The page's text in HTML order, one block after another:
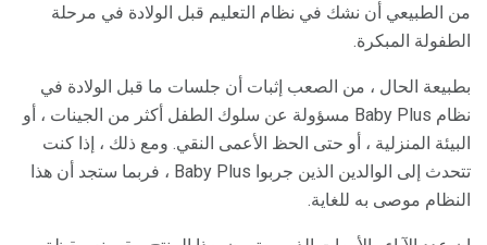
من الطبيعي أن نشك في نظام التعليم قبل الولادة في مرحلة
الطفولة المبكرة.
بطبيعة الحال ، من الصعب إثبات أن جلسات ما قبل الولادة في
نظام Baby Plus مسؤولة عن سلوك الطفل أكثر من الجينات ، أو
البيئة المنزلية ، أو حتى الحظ الأعمى النقي. ومع ذلك ، إذا كنت
تتحدث إلى الوالدين الذين جربوا Baby Plus ، فربما ستجد أن هذا
النظام موصى به للغاية.